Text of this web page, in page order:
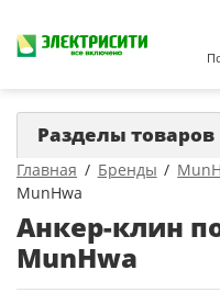
Главная Бренды
MunHwa
Анкер-клин
MunHwa
Разделы товаров